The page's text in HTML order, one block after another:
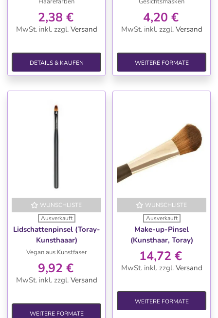
2,38 €
MwSt. inkl. zzgl. Versand
DETAILS & KAUFEN
4,20 €
MwSt. inkl. zzgl. Versand
WEITERE FORMATE
WUNSCHLISTE
Ausverkauft
Lidschattenpinsel (Toray-
Kunsthaaar)
Vegan aus Kunstfaser
9,92 €
MwSt. inkl. zzgl. Versand
WEITERE FORMATE
WUNSCHLISTE
Ausverkauft
Make-up-Pinsel
(Kunsthaar, Toray)
14,72 €
MwSt. inkl. zzgl. Versand
WEITERE FORMATE